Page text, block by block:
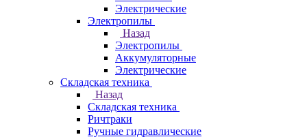
Электрические
Электропилы
Назад
Электропилы
Аккумуляторные
Электрические
Складская техника
Назад
Складская техника
Ричтраки
Ручные гидравлические